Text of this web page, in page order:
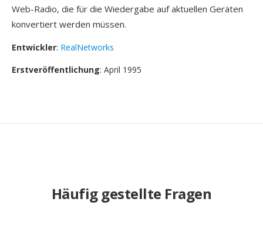
Web-Radio, die für die Wiedergabe auf aktuellen Geräten
konvertiert werden müssen.
Entwickler: RealNetworks
Erstveröffentlichung: April 1995
Häufig gestellte Fragen